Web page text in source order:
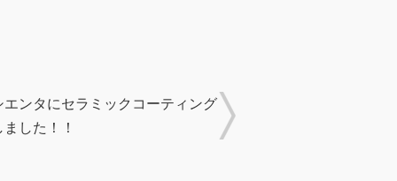
エンタにセラミックコーティング
した！！